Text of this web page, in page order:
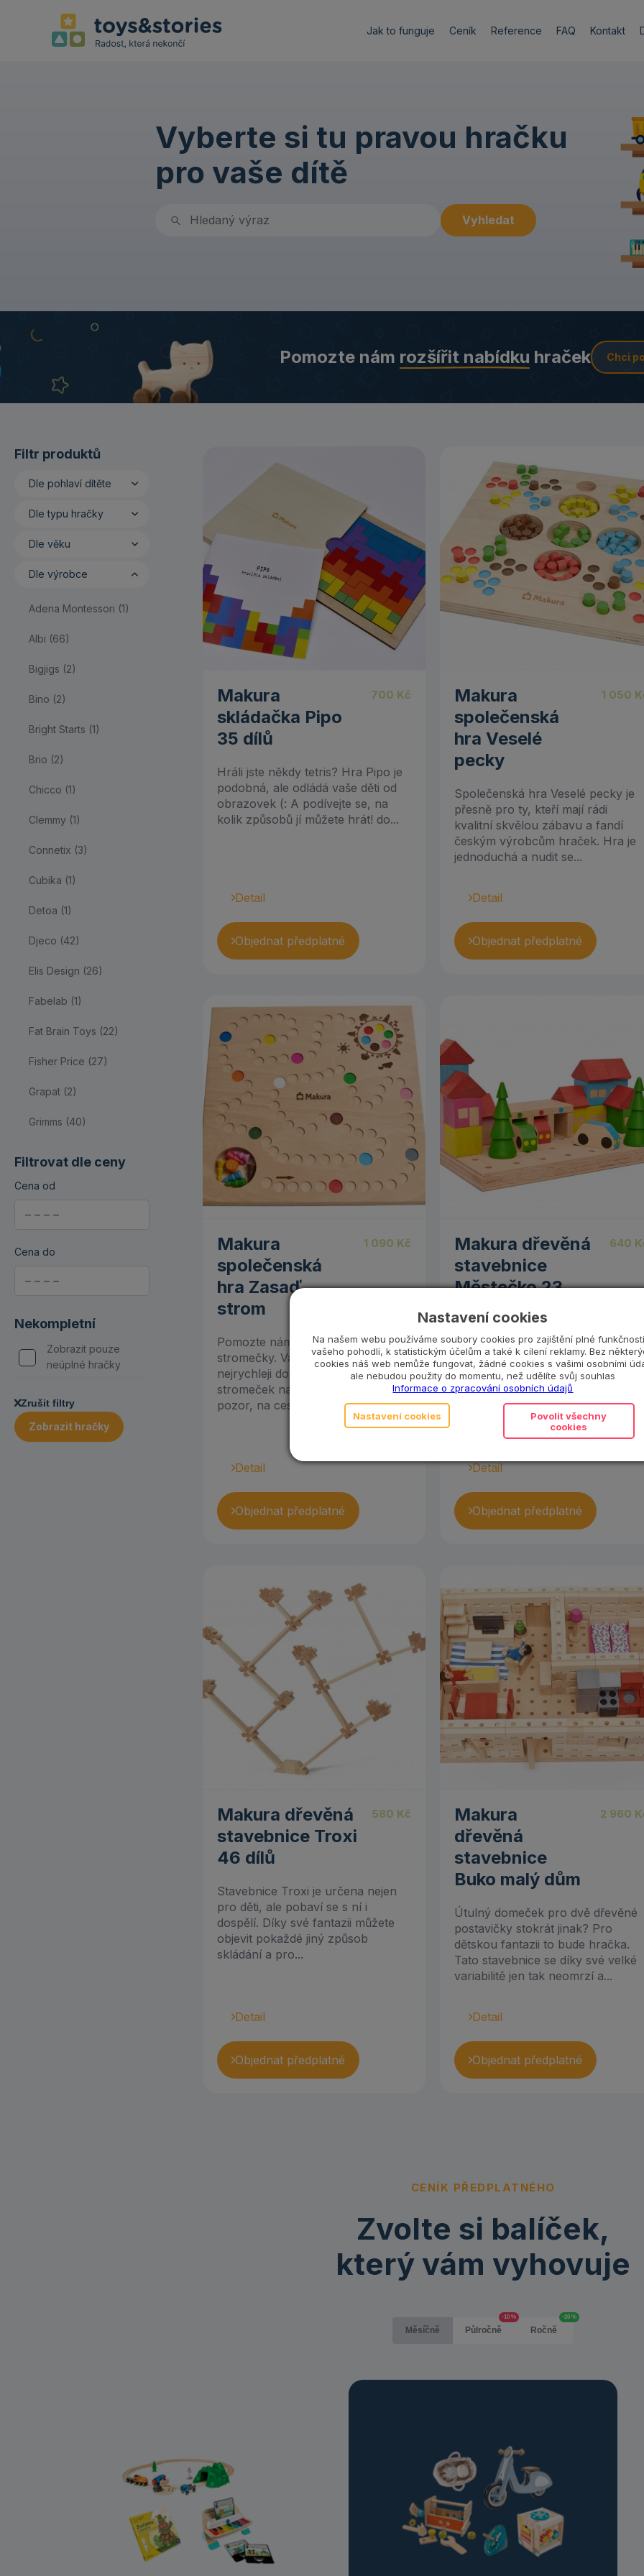
Jak to funguje Ceník Reference FAQ Kontakt
Vyberte si tu pravou hračku
pro vaše dítě

Pomozte nám rozšířit nabídku hraček Chci
Filtr produktů
Dle pohlaví dítěte
Pro holky (680)
Pro kluky (683)
Dle typu hračky
Auta, vlaky a letadla
pojízdné hračky (32)
Chrastítka (59)
Dřevěné hračky (422)
Herní sety, panenky a
hrazdičky (24)
Hračky do vody (36)
Hudební nástroje a
(564)
Ortopedické
rolí (236)
Pro každého (708)
Pro miminko (255)
Puzzle, skládačky a
Dle věku
0 až 6 měsíců (137)
6 až 12 měsíců (248)
1 až 3 roky (467)
3 až 6 let (431)
Dle výrobce
Adena Montessori (1)
Albi (66)
Bigjigs (2)
Bino (2)
Bright Starts (1)
Brio (2)
Chicco (1)
Clemmy (1)
Connetix (3)
Cubika (1)
Detoa (1)
Djeco (42)
Elis Design (26)
Fabelab (1)
Fat Brain Toys (22)
Fisher Price (27)
Grapat (2)
Grimms (40)
Hape (20)
Hravý koník (1)
Kamarád s knížkou
(2)
Lamaze (6)
Le Toy Van (10)
Filtrovat dle ceny
Cena od
Cena do
Nekompletní
Zobrazit pouze
neúplné hračky
Zrušit filtry
Zobrazit hračky
Makura
skládačka Pipo
35 dílů
700 Kč
Hráli jste někdy tetris? Hra Pipo je
podobná, ale odládá vaše děti od
obrazovek (: A podívejte se, na
kolik způsobů jí můžete hrát! do...
Detail
Objednat předplatné
Makura
společenská
hra Veselé
pecky
1 050
Společenská hra Veselé pecky je
přesně pro ty, kteří mají rádi
kvalitní skvělou zábavu a fandí
českým výrobcům hraček. Hra je
jednoduchá a nudit se...
Detail
Objednat předplatné
Makura
společenská
hra Zasaď
strom
1 090 Kč
Pomozte nám v lese zasadit malé
stromečky. Vaším úkolem je co
nejrychleji donést a zasadit svůj
stromeček na lesní mýtinu. Ale
pozor, na cestě lesem...
Detail
Objednat předplatné
Makura dřevěná
stavebnice
Městečko 23
640
Jednoduchá a nápaditá
ze které si i malé děti
způsobem postaví městečko plné
barev a stromů, ve kterém se
mohou prohánět autíčka. Díky...
Detail
Objednat předplatné
Makura dřevěná
stavebnice Troxi
46 dílů
580 Kč
Stavebnice Troxi je určena nejen
pro děti, ale pobaví se s ní i
dospělí. Díky své fantazii můžete
objevit pokaždé jiný způsob
skládání a pro...
Detail
Objednat předplatné
Makura
dřevěná
stavebnice
Buko malý dům
2 960
Útulný domeček pro dvě dřevěné
postavičky stokrát jinak? Pro
dětskou fantazii to bude hračka.
Tato stavebnice se díky své velké
variabilitě jen tak neomrzí a...
Detail
Objednat předplatné
CENÍK PŘEDPLATNÉHO
Zvolte si balíček,
který vám vyhovuje
Měsíčně Půlročně Ročně
Nastavení cookies
Na našem webu používáme soubory cookies pro zajištění plné
vašeho pohodlí, k statistickým účelům a také k cílení reklamy. Bez
cookies náš web nemůže fungovat, žádné cookies s vašimi osobními
ale nebudou použity do momentu, než udělíte svůj souhlas
Informace o zpracování osobních údajů
Nastavení cookies
Povolit všechny
cookies